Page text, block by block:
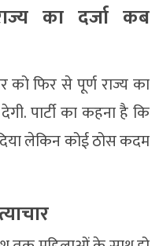
का दर्जा कब
को फिर से पूर्ण राज्य का
पार्टी का कहना है कि
लेकिन कोई ठोस कदम